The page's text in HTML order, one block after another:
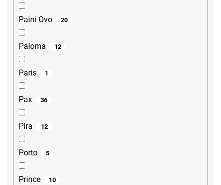
Paini Ovo 20
Paloma 12
Paris 1
Pax 36
Pira 12
Porto 5
Prince 10